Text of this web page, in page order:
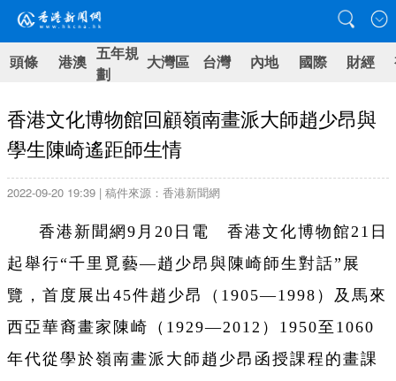
頭條 港澳 五年規
劃
大灣區 台灣 內地 國際 財經
香港文化博物館回顧嶺南畫派大師趙少昂與
學生陳崎遙距師生情
2022-09-20 19:39 | 稿件來源：香港新聞網
香港新聞網9月20日電 香港文化博物館21日
起舉行“千里覓藝—趙少昂與陳崎師生對話”展
覽，首度展出45件趙少昂（1905—1998）及馬來
西亞華裔畫家陳崎（1929—2012）1950至1060
年代從學於嶺南畫派大師趙少昂函授課程的畫課